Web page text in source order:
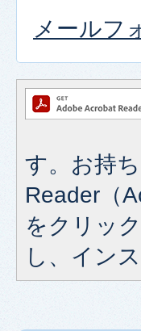
メールフ
す。お持
Reader（
をクリッ
し、イン